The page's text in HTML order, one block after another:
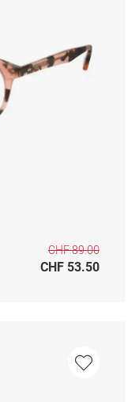
CHF 89.00
CHF 53.50